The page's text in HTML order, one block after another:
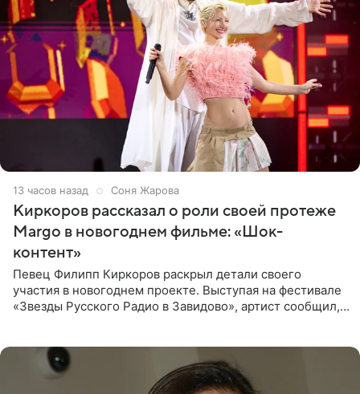
13 часов назад Соня Жарова
Киркоров рассказал о роли своей протеже
Margo в новогоднем фильме: «Шок-
контент»
Певец Филипп Киркоров раскрыл детали своего
участия в новогоднем проекте. Выступая на фестивале
«Звезды Русского Радио в Завидово», артист сообщил,